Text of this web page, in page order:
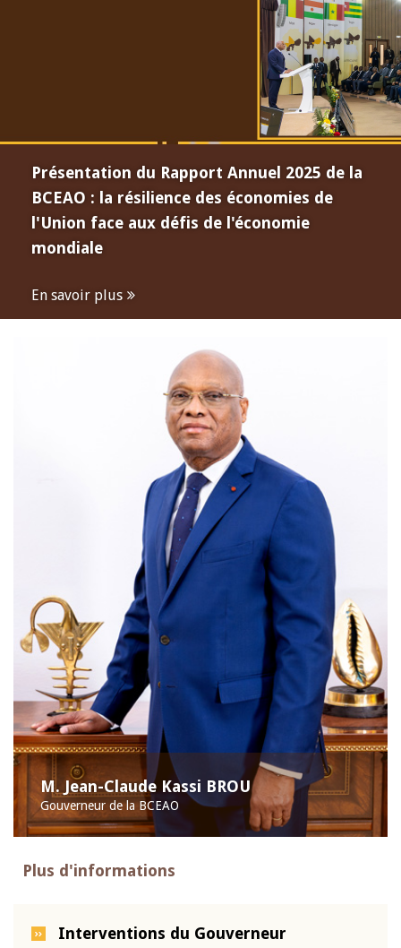
Présentation du Rapport Annuel 2025 de la
BCEAO : la résilience des économies de
l'Union face aux défis de l'économie
mondiale
En savoir plus
M. Jean-Claude Kassi BROU
Gouverneur de la BCEAO
Plus d'informations
Interventions du Gouverneur